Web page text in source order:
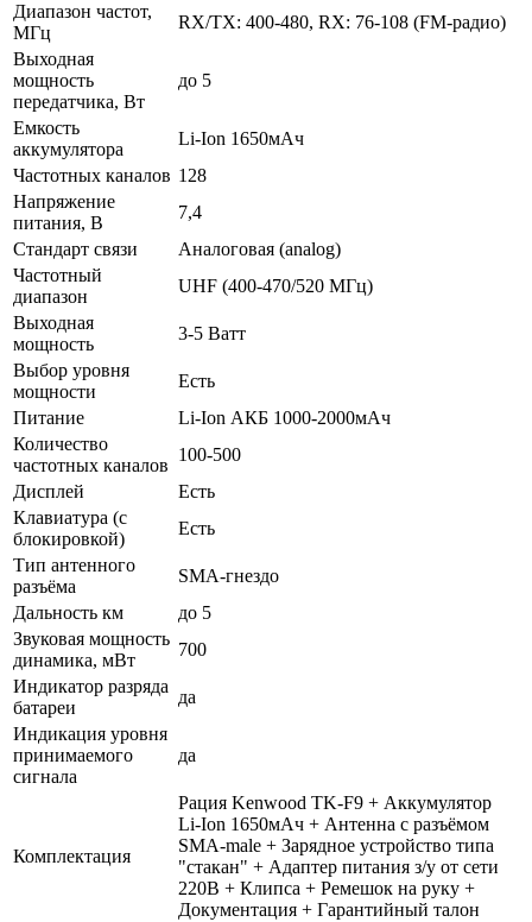
Диапазон частот,
МГц
RX/TX: 400-480, RX: 76-108 (FM-радио)
Выходная
мощность
передатчика, Вт
до 5
Емкость
аккумулятора
Li-Ion 1650мАч
Частотных каналов 128
Напряжение
питания, В
7,4
Стандарт связи
Аналоговая (analog)
Частотный
диапазон
UHF (400-470/520 МГц)
Выходная
мощность
3-5 Ватт
Выбор уровня
мощности
Есть
Питание
Li-Ion АКБ 1000-2000мАч
Количество
частотных каналов
100-500
Дисплей
Есть
Клавиатура (с
блокировкой)
Есть
Тип антенного
разъёма
SMA-гнездо
Дальность км
до 5
Звуковая мощность
динамика, мВт
700
Индикатор разряда
батареи
да
Индикация уровня
принимаемого
сигнала
да
Комплектация
Рация Kenwood TK-F9 + Аккумулятор
Li-Ion 1650мАч + Антенна с разъёмом
SMA-male + Зарядное устройство типа
"стакан" + Адаптер питания з/у от сети
220В + Клипса + Ремешок на руку +
Документация + Гарантийный талон